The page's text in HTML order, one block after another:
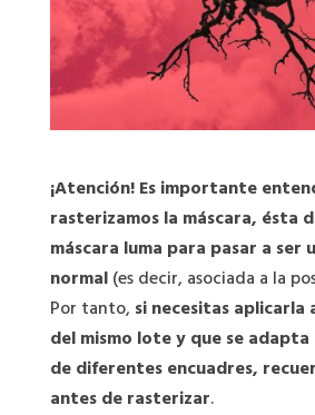
¡Atención! Es importante
rasterizamos la máscara, ésta
máscara luma para pasar a ser
normal(es decir, asociada a la
Por tanto, si necesitas aplicarla
del mismo lote y que se
de diferentes encuadres,
antes de rasterizar.